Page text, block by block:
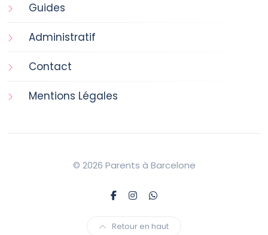
Guides
Administratif
Contact
Mentions Légales
© 2026 Parents à Barcelone
Retour en haut